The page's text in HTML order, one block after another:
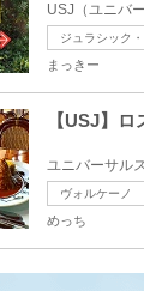
USJ（ユニバ
ジュラシック
まっきー
【USJ】
ユニバーサル
ヴォルケーノ
めっち